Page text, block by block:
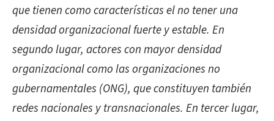
que tienen como características el no tener una
densidad organizacional fuerte y estable. En
segundo lugar, actores con mayor densidad
organizacional como las organizaciones no
gubernamentales (ONG), que constituyen también
redes nacionales y transnacionales. En tercer lugar,